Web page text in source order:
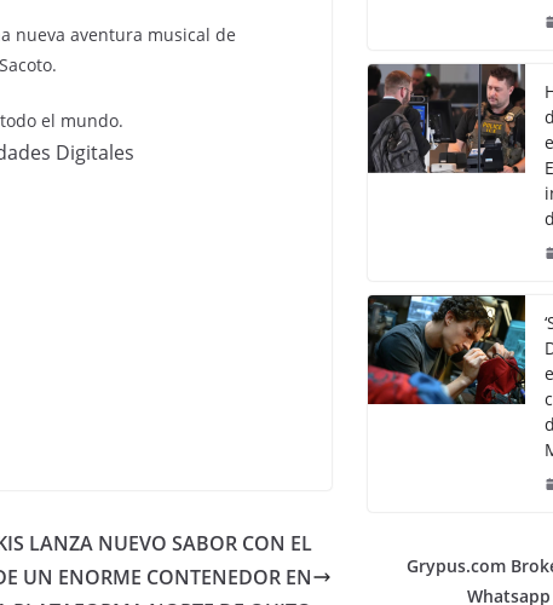
nueva aventura musical de
el mundo.
Digitales
LANZA NUEVO SABOR CON EL
UN ENORME CONTENEDOR EN
Grypus.com
Whatsapp